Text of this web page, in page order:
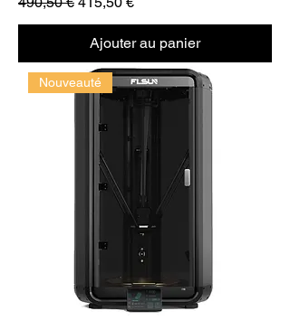
Ajouter au panier
Nouveauté